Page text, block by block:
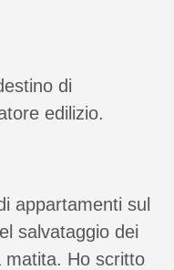
di
edilizio.
appartamenti sul
salvataggio dei
matita. Ho scritto